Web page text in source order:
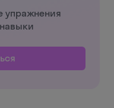
упражнения